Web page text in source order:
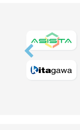
Сервисное
Диагностика
Ремонт винторезных
Выполненные проекты